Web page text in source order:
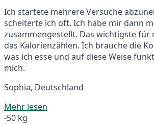
Ich startete mehrere Versuche
scheiterte ich oft. Ich habe mir dann
zusammengestellt. Das wichtigste für
das Kalorienzählen. Ich brauche die
was ich esse und auf diese Weise
mich.
Sophia, Deutschland
Mehr lesen
-50 kg